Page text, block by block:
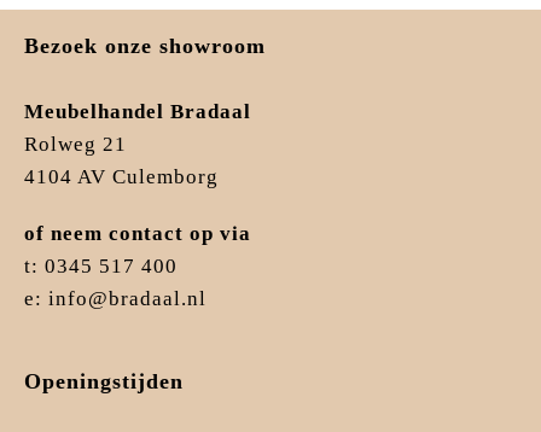
Bezoek onze showroom
Meubelhandel Bradaal
Rolweg 21
4104 AV Culemborg
of neem contact op via
t: 0345 517 400
e: info@bradaal.nl
Openingstijden